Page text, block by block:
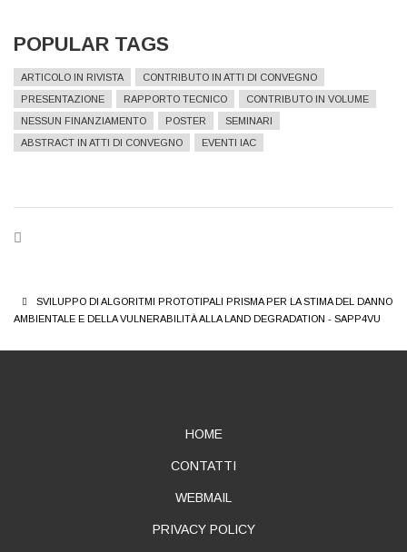
POPULAR TAGS
ARTICOLO IN RIVISTA
CONTRIBUTO IN ATTI DI CONVEGNO
PRESENTAZIONE
RAPPORTO TECNICO
CONTRIBUTO IN VOLUME
NESSUN FINANZIAMENTO
POSTER
SEMINARI
ABSTRACT IN ATTI DI CONVEGNO
EVENTI IAC
BREADCRUMB
SVILUPPO DI ALGORITMI PROTOTIPALI PRISMA PER LA STIMA DEL DANNO
AMBIENTALE E DELLA VULNERABILITÀ ALLA LAND DEGRADATION - SAPP4VU
HOME
CONTATTI
WEBMAIL
PRIVACY POLICY